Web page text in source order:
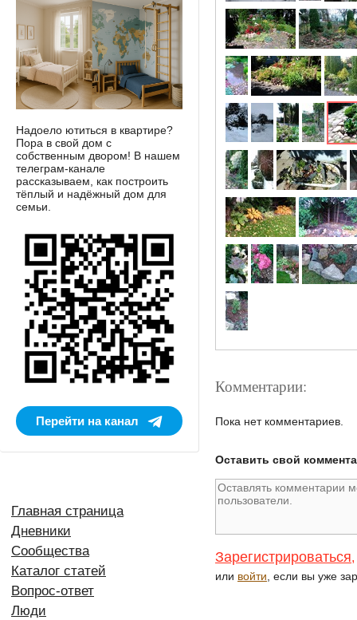
Комментарии:
Пока нет комментариев.
Оставить свой
Зарегистрироваться,
или войти , если вы уже
Надоело ютиться в квартире?
Пора в свой дом с
собственным двором! В нашем
телеграм-канале
рассказываем, как построить
тёплый и надёжный дом для
семьи.
Перейти на канал
Главная страница
Дневники
Сообщества
Каталог статей
Вопрос-ответ
Люди